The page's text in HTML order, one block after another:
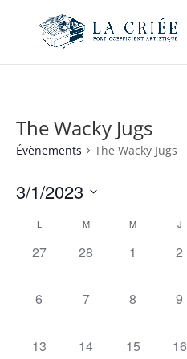
The Wacky Jugs
Évènements The Wacky Jugs
3/1/2023
date.
Calendrier
de
L M M J
0
27
0
28
0
1
0
2
0
6
0
7
0
8
0
9
0
13
0
14
0
15
0
16